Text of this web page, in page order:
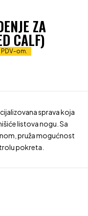
ZA
CALF)
om.
sprava koja
listova nogu. Sa
pruža mogućnost
pokreta.